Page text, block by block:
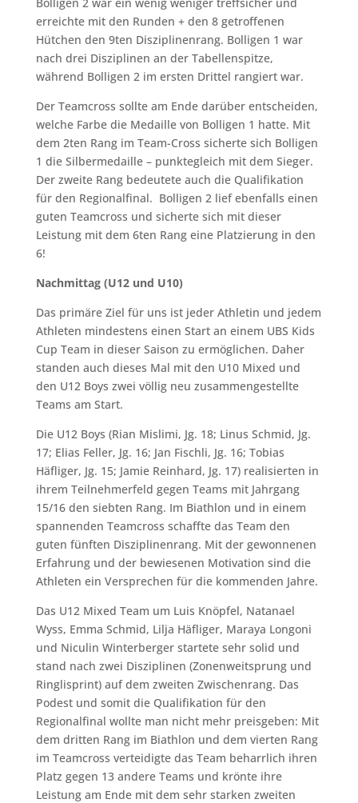
erreichte mit den Runden + den 8 getroffenen
Hütchen den 9ten Disziplinenrang. Bolligen 1 war
nach drei Disziplinen an der Tabellenspitze,
während Bolligen 2 im ersten Drittel rangiert war.
Der Teamcross sollte am Ende darüber entscheiden,
welche Farbe die Medaille von Bolligen 1 hatte. Mit
dem 2ten Rang im Team-Cross sicherte sich Bolligen
1 die Silbermedaille – punktegleich mit dem Sieger.
Der zweite Rang bedeutete auch die Qualifikation
für den Regionalfinal. Bolligen 2 lief ebenfalls einen
guten Teamcross und sicherte sich mit dieser
Leistung mit dem 6ten Rang eine Platzierung in den
6!
Nachmittag (U12 und U10)
Das primäre Ziel für uns ist jeder Athletin und jedem
Athleten mindestens einen Start an einem UBS Kids
Cup Team in dieser Saison zu ermöglichen. Daher
standen auch dieses Mal mit den U10 Mixed und
den U12 Boys zwei völlig neu zusammengestellte
Teams am Start.
Die U12 Boys (Rian Mislimi, Jg. 18; Linus Schmid, Jg.
17; Elias Feller, Jg. 16; Jan Fischli, Jg. 16; Tobias
Häfliger, Jg. 15; Jamie Reinhard, Jg. 17) realisierten in
ihrem Teilnehmerfeld gegen Teams mit Jahrgang
15/16 den siebten Rang. Im Biathlon und in einem
spannenden Teamcross schaffte das Team den
guten fünften Disziplinenrang. Mit der gewonnenen
Erfahrung und der bewiesenen Motivation sind die
Athleten ein Versprechen für die kommenden Jahre.
Das U12 Mixed Team um Luis Knöpfel, Natanael
Wyss, Emma Schmid, Lilja Häfliger, Maraya Longoni
und Niculin Winterberger startete sehr solid und
stand nach zwei Disziplinen (Zonenweitsprung und
Ringlisprint) auf dem zweiten Zwischenrang. Das
Podest und somit die Qualifikation für den
Regionalfinal wollte man nicht mehr preisgeben: Mit
dem dritten Rang im Biathlon und dem vierten Rang
im Teamcross verteidigte das Team beharrlich ihren
Platz gegen 13 andere Teams und krönte ihre
Leistung am Ende mit dem sehr starken zweiten